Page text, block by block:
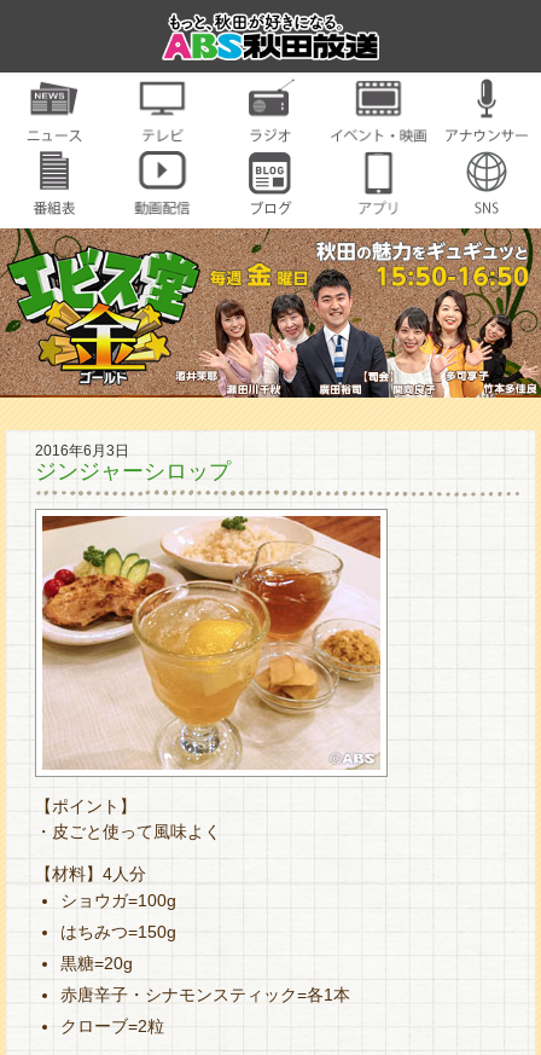
2016年6月3日
ジンジャーシロップ
【ポイント】
・皮ごと使って風味よく
【材料】4人分
ショウガ=100g
はちみつ=150g
黒糖=20g
赤唐辛子・シナモンスティック=各1本
クローブ=2粒